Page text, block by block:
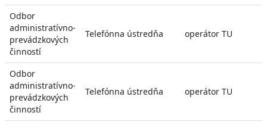
Odbor
administratívno-
prevádzkových
činností
Telefónna ústredňa operátor TU
Odbor
administratívno-
prevádzkových
činností
Telefónna ústredňa operátor TU